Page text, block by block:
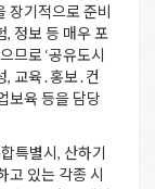
장기적으로 준비
, 정보 등 매우 포
므로 ‘공유도시
, 교육․홍보․컨
보육 등을 담당
특별시, 산하기
고 있는 각종 시